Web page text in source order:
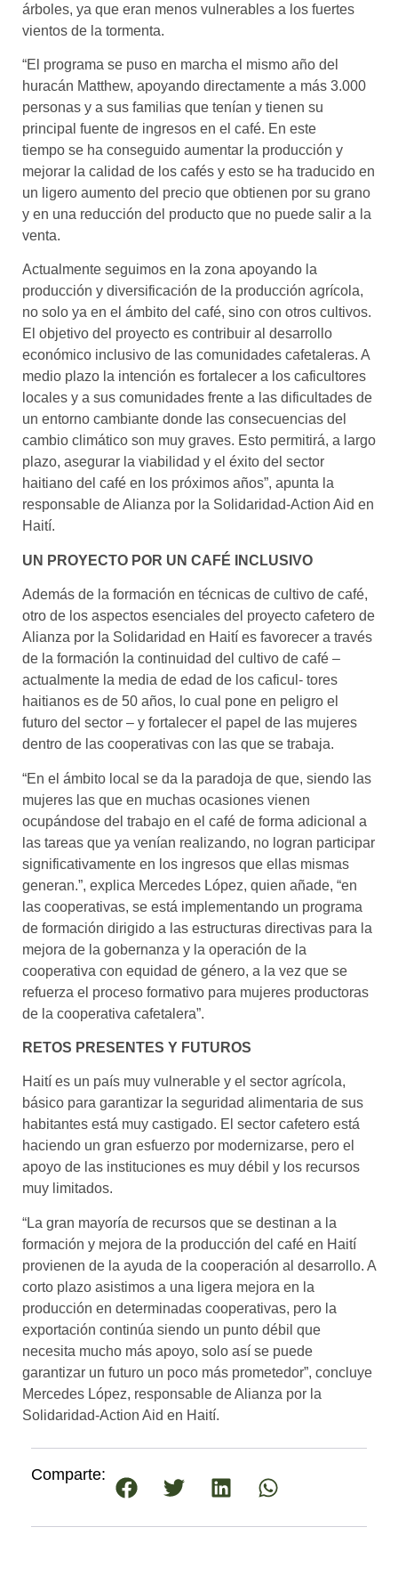
árboles, ya que eran menos vulnerables a los fuertes
vientos de la tormenta.
“El programa se puso en marcha el mismo año del
huracán Matthew, apoyando directamente a más 3.000
personas y a sus familias que tenían y tienen su
principal fuente de ingresos en el café. En este
tiempo se ha conseguido aumentar la producción y
mejorar la calidad de los cafés y esto se ha traducido en
un ligero aumento del precio que obtienen por su grano
y en una reducción del producto que no puede salir a la
venta.
Actualmente seguimos en la zona apoyando la
producción y diversificación de la producción agrícola,
no solo ya en el ámbito del café, sino con otros cultivos.
El objetivo del proyecto es contribuir al desarrollo
económico inclusivo de las comunidades cafetaleras. A
medio plazo la intención es fortalecer a los caficultores
locales y a sus comunidades frente a las dificultades de
un entorno cambiante donde las consecuencias del
cambio climático son muy graves. Esto permitirá, a largo
plazo, asegurar la viabilidad y el éxito del sector
haitiano del café en los próximos años”, apunta la
responsable de Alianza por la Solidaridad-Action Aid en
Haití.
UN PROYECTO POR UN CAFÉ INCLUSIVO
Además de la formación en técnicas de cultivo de café,
otro de los aspectos esenciales del proyecto cafetero de
Alianza por la Solidaridad en Haití es favorecer a través
de la formación la continuidad del cultivo de café –
actualmente la media de edad de los caficul- tores
haitianos es de 50 años, lo cual pone en peligro el
futuro del sector – y fortalecer el papel de las mujeres
dentro de las cooperativas con las que se trabaja.
“En el ámbito local se da la paradoja de que, siendo las
mujeres las que en muchas ocasiones vienen
ocupándose del trabajo en el café de forma adicional a
las tareas que ya venían realizando, no logran participar
significativamente en los ingresos que ellas mismas
generan.”, explica Mercedes López, quien añade, “en
las cooperativas, se está implementando un programa
de formación dirigido a las estructuras directivas para la
mejora de la gobernanza y la operación de la
cooperativa con equidad de género, a la vez que se
refuerza el proceso formativo para mujeres productoras
de la cooperativa cafetalera”.
RETOS PRESENTES Y FUTUROS
Haití es un país muy vulnerable y el sector agrícola,
básico para garantizar la seguridad alimentaria de sus
habitantes está muy castigado. El sector cafetero está
haciendo un gran esfuerzo por modernizarse, pero el
apoyo de las instituciones es muy débil y los recursos
muy limitados.
“La gran mayoría de recursos que se destinan a la
formación y mejora de la producción del café en Haití
provienen de la ayuda de la cooperación al desarrollo. A
corto plazo asistimos a una ligera mejora en la
producción en determinadas cooperativas, pero la
exportación continúa siendo un punto débil que
necesita mucho más apoyo, solo así se puede
garantizar un futuro un poco más prometedor”, concluye
Mercedes López, responsable de Alianza por la
Solidaridad-Action Aid en Haití.
Comparte: